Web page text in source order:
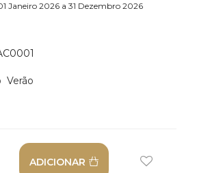
Janeiro 2026 a 31 Dezembro 2026
Verão
ADICIONAR